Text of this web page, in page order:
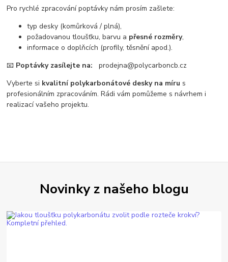
Pro rychlé zpracování poptávky nám prosím zašlete:
typ desky (komůrková / plná),
požadovanou tloušťku, barvu a přesné rozměry,
informace o doplňcích (profily, těsnění apod.).
📧 Poptávky zasílejte na:
prodejna@polycarboncb.cz
Vyberte si kvalitní polykarbonátové desky na míru s
profesionálním zpracováním. Rádi vám pomůžeme s návrhem i
realizací vašeho projektu.
Novinky z našeho blogu